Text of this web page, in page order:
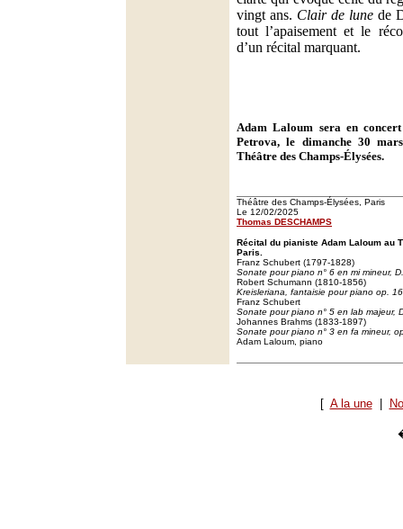
vingt ans. Clair de lune de
tout l’apaisement et le
d’un récital marquant.
Adam Laloum sera en
Petrova, le dimanche 30
Théâtre des Champs-Élysées.
Théâtre des Champs-Élysées, Paris
Le 12/02/2025
Thomas DESCHAMPS
Récital du pianiste Adam Laloum au
Paris.
Franz Schubert (1797-1828)
Sonate pour piano n° 6 en mi mineur,
Robert Schumann (1810-1856)
Kreisleriana, fantaisie pour piano op. 16
Franz Schubert
Sonate pour piano n° 5 en lab majeur,
Johannes Brahms (1833-1897)
Sonate pour piano n° 3 en fa mineur,
Adam Laloum, piano
[ A la une|